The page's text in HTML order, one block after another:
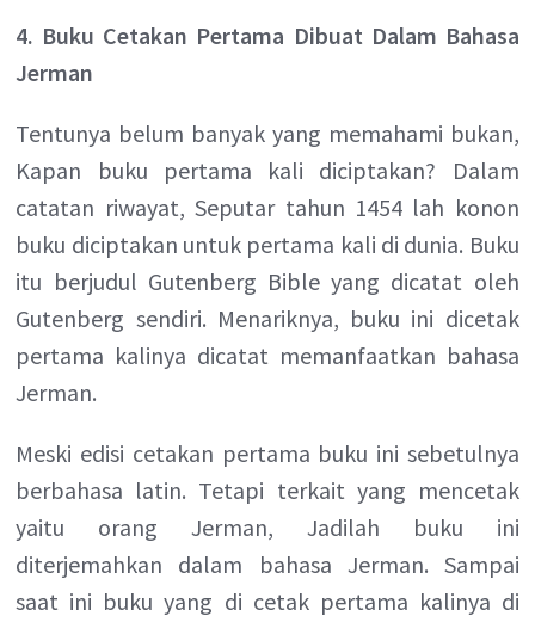
4. Buku Cetakan Pertama Dibuat Dalam Bahasa
Jerman
Tentunya belum banyak yang memahami bukan,
Kapan buku pertama kali diciptakan? Dalam
catatan riwayat, Seputar tahun 1454 lah konon
buku diciptakan untuk pertama kali di dunia. Buku
itu berjudul Gutenberg Bible yang dicatat oleh
Gutenberg sendiri. Menariknya, buku ini dicetak
pertama kalinya dicatat memanfaatkan bahasa
Jerman.
Meski edisi cetakan pertama buku ini sebetulnya
berbahasa latin. Tetapi terkait yang mencetak
yaitu orang Jerman, Jadilah buku ini
diterjemahkan dalam bahasa Jerman. Sampai
saat ini buku yang di cetak pertama kalinya di